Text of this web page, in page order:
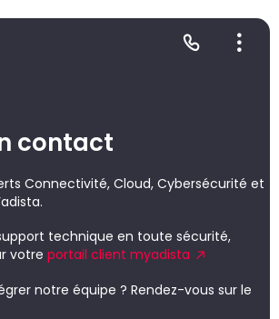
contact
Connectivité, Cloud, Cybersécurité et
technique en toute sécurité,
votre portail client myadista
notre équipe ? Rendez-vous sur le